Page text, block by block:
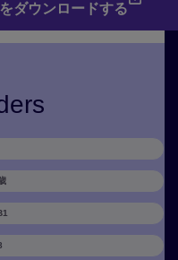
ダウンロードする